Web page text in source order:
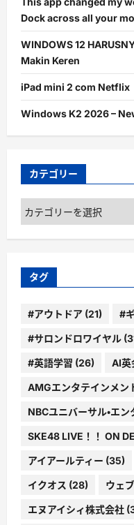
Dock across all your
WINDOWS 12
Makin Keren
iPad mini 2 com Netflix
Windows K2 2026 –
カテゴリー
カ
テ
ゴ
ー
タグ
#アウトドア (21) #
#サロンドロワイヤル
#英語学習 (26) AI英
AMGエンタテインメン
NBCユニバーサル・エ
SKE48 LIVE！！ ON
アイアールティー (35)
イクオス (28) ウェ
エヌアイシィ株式会社